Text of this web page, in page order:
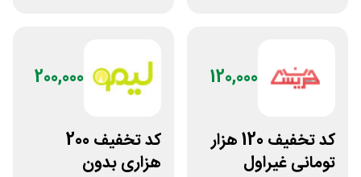
120,000
کد تخفیف 120 هزار
تومانی غیراول
200,000
کد تخفیف 200
هزاری بدون